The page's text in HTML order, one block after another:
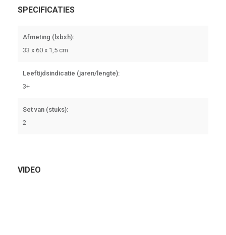
SPECIFICATIES
Afmeting (lxbxh):
33 x 60 x 1,5 cm
Leeftijdsindicatie (jaren/lengte):
3+
Set van (stuks):
2
VIDEO